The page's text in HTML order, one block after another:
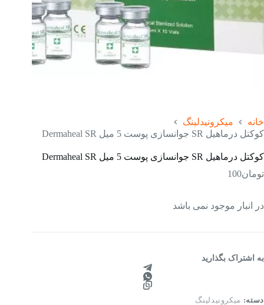
خانه
میکرونیدلینگ
کوکتل درماهیل SR جوانسازی پوست 5 میل Dermaheal SR
کوکتل درماهیل SR جوانسازی پوست 5 میل Dermaheal SR
تومان100
در انبار موجود نمی باشد
به اشتراک بگذارید
دسته: میکرونیدلینگ